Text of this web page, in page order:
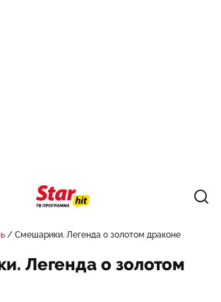
Смешарики. Легенда о золотом драконе
Легенда о золотом